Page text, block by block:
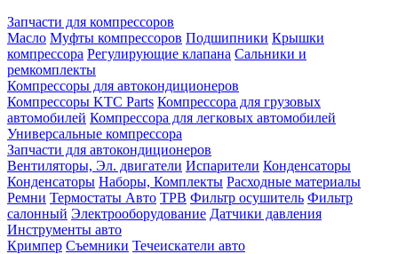
Запчасти для компрессоров
Масло Муфты компрессоров Подшипники Крышки
компрессора Регулирующие клапана Сальники и
ремкомплекты
Компрессоры для автокондиционеров
Компрессоры KTC Parts Компрессора для грузовых
автомобилей Компрессора для легковых автомобилей
Универсальные компрессора
Запчасти для автокондиционеров
Вентиляторы, Эл. двигатели Испарители Конденсаторы
Конденсаторы Наборы, Комплекты Расходные материалы
Ремни Термостаты Авто ТРВ Фильтр осушитель Фильтр
салонный Электрооборудование Датчики давления
Инструменты авто
Кримпер Съемники Течеискатели авто